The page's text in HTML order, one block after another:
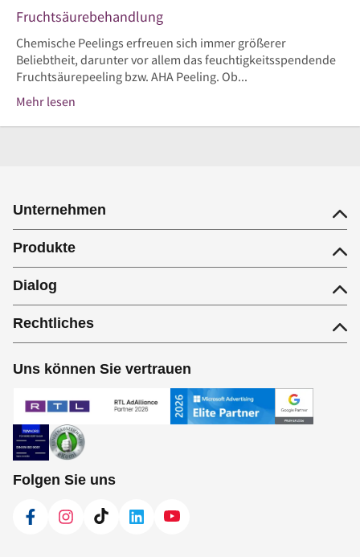
Fruchtsäurebehandlung
Chemische Peelings erfreuen sich immer größerer
Beliebtheit, darunter vor allem das feuchtigkeitsspendende
Fruchtsäurepeeling bzw. AHA Peeling. Ob...
Mehr lesen
Unternehmen
Produkte
Dialog
Rechtliches
Uns können Sie vertrauen
Folgen Sie uns